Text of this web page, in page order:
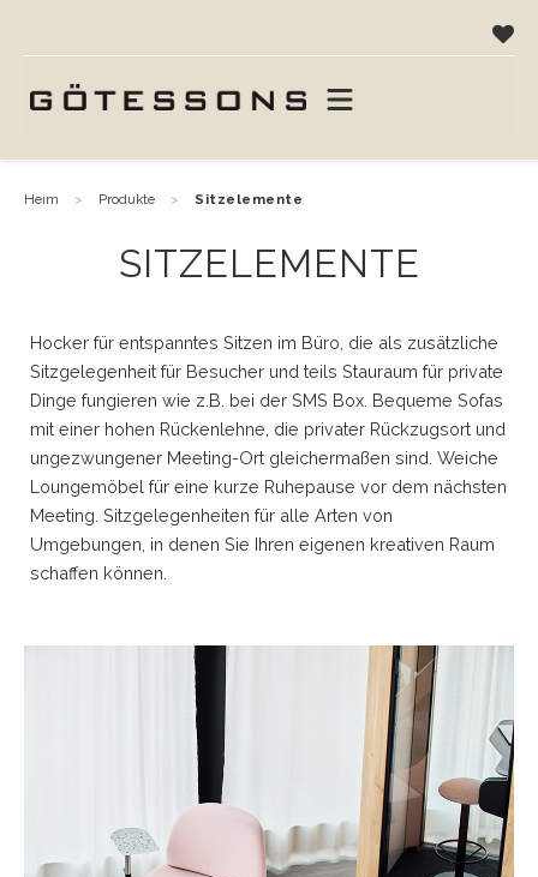
heim produkte sitzelemente
SITZELEMENTE
Hocker für entspanntes Sitzen im Büro, die als zusätzliche
Sitzgelegenheit für Besucher und teils Stauraum für private
Dinge fungieren wie z.B. bei der SMS Box. Bequeme Sofas
mit einer hohen Rückenlehne, die privater Rückzugsort und
ungezwungener Meeting-Ort gleichermaßen sind. Weiche
Loungemöbel für eine kurze Ruhepause vor dem nächsten
Meeting. Sitzgelegenheiten für alle Arten von
Umgebungen, in denen Sie Ihren eigenen kreativen Raum
schaffen können.